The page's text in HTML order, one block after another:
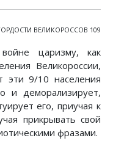
ВЕЛИКОРОССОВ 109
царизму, как
Великороссии,
эти 9/10 населения
и деморализирует,
его, приучая к
прикрывать свой
фразами.